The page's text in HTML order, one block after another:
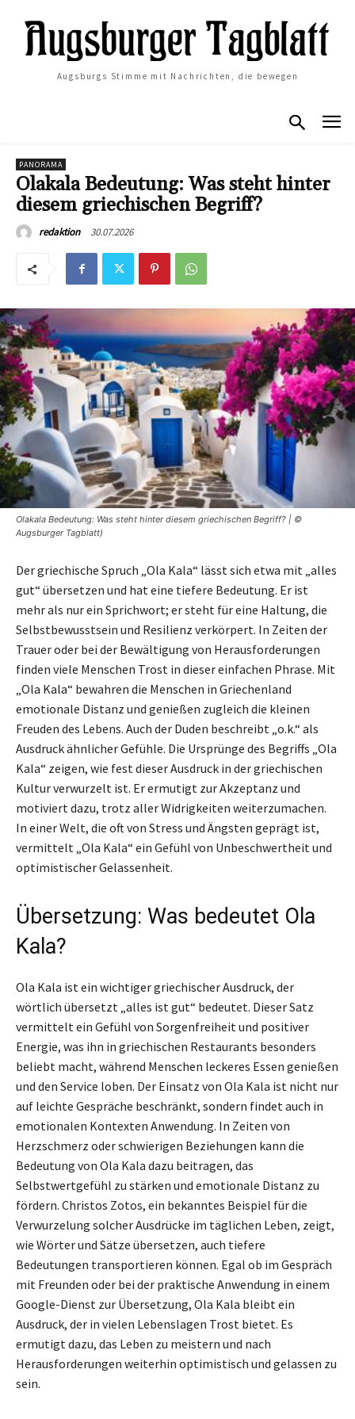
Augsburgs Stimme mit Nachrichten, die bewegen
PANORAMA
Olakala Bedeutung: Was steht hinter
diesem griechischen Begriff?
redaktion 30.07.2026
Olakala Bedeutung: Was steht hinter diesem griechischen Begriff? | ©
Augsburger Tagblatt)
Der griechische Spruch „Ola Kala“ lässt sich etwa mit „alles
gut“ übersetzen und hat eine tiefere Bedeutung. Er ist
mehr als nur ein Sprichwort; er steht für eine Haltung, die
Selbstbewusstsein und Resilienz verkörpert. In Zeiten der
Trauer oder bei der Bewältigung von Herausforderungen
finden viele Menschen Trost in dieser einfachen Phrase. Mit
„Ola Kala“ bewahren die Menschen in Griechenland
emotionale Distanz und genießen zugleich die kleinen
Freuden des Lebens. Auch der Duden beschreibt „o.k.“ als
Ausdruck ähnlicher Gefühle. Die Ursprünge des Begriffs „Ola
Kala“ zeigen, wie fest dieser Ausdruck in der griechischen
Kultur verwurzelt ist. Er ermutigt zur Akzeptanz und
motiviert dazu, trotz aller Widrigkeiten weiterzumachen.
In einer Welt, die oft von Stress und Ängsten geprägt ist,
vermittelt „Ola Kala“ ein Gefühl von Unbeschwertheit und
optimistischer Gelassenheit.
Übersetzung: Was bedeutet Ola
Kala?
Ola Kala ist ein wichtiger griechischer Ausdruck, der
wörtlich übersetzt „alles ist gut“ bedeutet. Dieser Satz
vermittelt ein Gefühl von Sorgenfreiheit und positiver
Energie, was ihn in griechischen Restaurants besonders
beliebt macht, während Menschen leckeres Essen genießen
und den Service loben. Der Einsatz von Ola Kala ist nicht nur
auf leichte Gespräche beschränkt, sondern findet auch in
emotionalen Kontexten Anwendung. In Zeiten von
Herzschmerz oder schwierigen Beziehungen kann die
Bedeutung von Ola Kala dazu beitragen, das
Selbstwertgefühl zu stärken und emotionale Distanz zu
fördern. Christos Zotos, ein bekanntes Beispiel für die
Verwurzelung solcher Ausdrücke im täglichen Leben, zeigt,
wie Wörter und Sätze übersetzen, auch tiefere
Bedeutungen transportieren können. Egal ob im Gespräch
mit Freunden oder bei der praktische Anwendung in einem
Google-Dienst zur Übersetzung, Ola Kala bleibt ein
Ausdruck, der in vielen Lebenslagen Trost bietet. Es
ermutigt dazu, das Leben zu meistern und nach
Herausforderungen weiterhin optimistisch und gelassen zu
sein.